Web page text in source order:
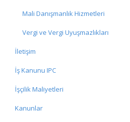
Mali Danışmanlık Hizmetleri
Vergi ve Vergi Uyuşmazlıkları
İletişim
İş Kanunu IPC
İşçilik Maliyetleri
Kanunlar